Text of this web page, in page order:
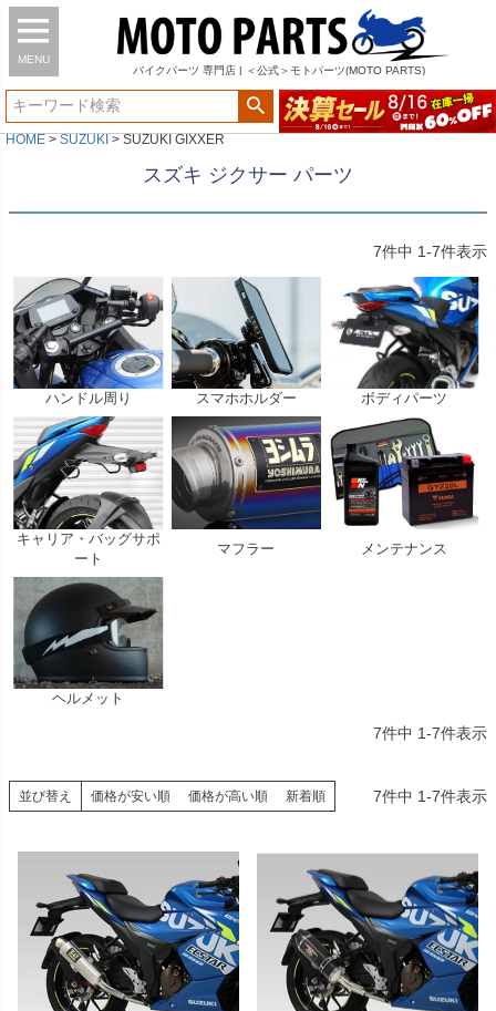
MENU
バイク パーツ 専門店 | ＜公式＞モトパーツ(MOTO PARTS)
HOME SUZUKI SUZUKI GIXXER
スズキ ジクサー パーツ
7件中 1-7件表示
ハンドル周り スマホホルダー ボディパーツ
キャリア・バッグサポ
ート
マフラー メンテナンス
ヘルメット
7件中 1-7件表示
並び替え 価格が安い順 価格が高い順 新着順 7件中 1-7件表示